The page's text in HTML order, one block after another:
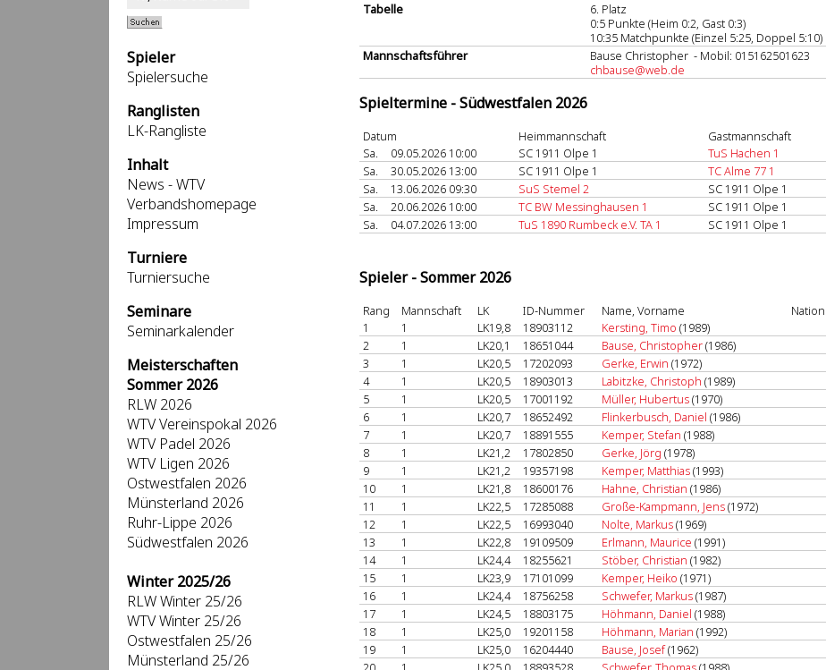
Spieler
Spielersuche
Ranglisten
LK-Rangliste
Inhalt
News - WTV
Verbandshomepage
Impressum
Turniere
Turniersuche
Seminare
Seminarkalender
Meisterschaften
Sommer 2026
RLW 2026
WTV Vereinspokal 2026
WTV Padel 2026
WTV Ligen 2026
Ostwestfalen 2026
Münsterland 2026
Ruhr-Lippe 2026
Südwestfalen 2026
Winter 2025/26
RLW Winter 25/26
WTV Winter 25/26
Ostwestfalen 25/26
Münsterland 25/26
Tabelle
6. Platz
0:5 Punkte (Heim 0:2, Gast 0:3)
10:35 Matchpunkte (Einzel 5:25, Doppel 5:10)
Mannschaftsführer
Bause Christopher - Mobil: 015162501623
chbause@web.de
Spieltermine - Südwestfalen 2026
Datum Heimmannschaft Gastmannschaft
Sa.
09.05.2026 10:00 SC 1911 Olpe 1 TuS Hachen 1
Sa.
30.05.2026 13:00 SC 1911 Olpe 1 TC Alme 77 1
Sa.
13.06.2026 09:30 SuS Stemel 2 SC 1911 Olpe 1
Sa.
20.06.2026 10:00 TC BW Messinghausen 1 SC 1911 Olpe 1
Sa.
04.07.2026 13:00 TuS 1890 Rumbeck e.V. TA 1 SC 1911 Olpe 1
Spieler - Sommer 2026
Rang Mannschaft LK ID-Nummer Name, Vorname Nation
1
1 LK19,8 18903112 Kersting, Timo (1989)
2
1 LK20,1 18651044 Bause, Christopher(1986)
3
1 LK20,5 17202093 Gerke, Erwin (1972)
4
1 LK20,5 18903013 Labitzke, Christoph (1989)
5
1 LK20,5 17001192 Müller, Hubertus(1970)
6
1 LK20,7 18652492 Flinkerbusch, Daniel (1986)
7
1 LK20,7 18891555 Kemper, Stefan (1988)
8
1 LK21,2 17802850 Gerke, Jörg (1978)
9
1 LK21,2 19357198 Kemper, Matthias(1993)
10
1 LK21,8 18600176 Hahne, Christian (1986)
11
1 LK22,5 17285088 Große-Kampmann, Jens(1972)
12
1 LK22,5 16993040 Nolte, Markus(1969)
13
1 LK22,8 19109509 Erlmann, Maurice (1991)
14
1 LK24,4 18255621 Stöber, Christian (1982)
15
1 LK23,9 17101099 Kemper, Heiko (1971)
16
1 LK24,4 18756258 Schwefer, Markus(1987)
17
1 LK24,5 18803175 Höhmann, Daniel (1988)
18
1 LK25,0 19201158 Höhmann, Marian (1992)
19
1 LK25,0 16204440 Bause, Josef(1962)